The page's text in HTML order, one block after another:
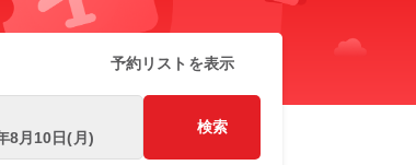
予約リストを表示
8月10日(月)
検索